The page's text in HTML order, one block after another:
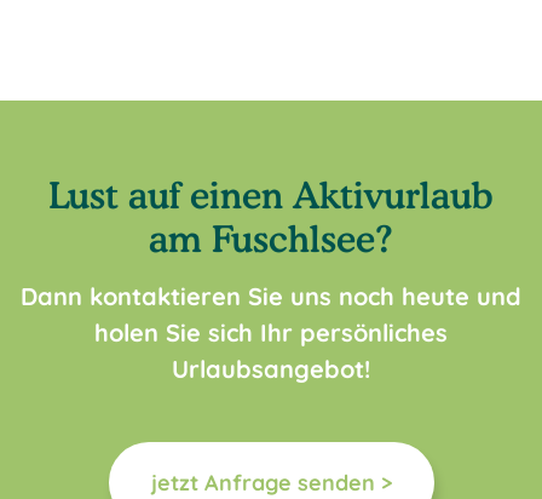
Lust auf einen Aktivurlaub
am Fuschlsee?
Dann kontaktieren Sie uns noch heute und
holen Sie sich Ihr persönliches
Urlaubsangebot!
jetzt Anfrage senden >